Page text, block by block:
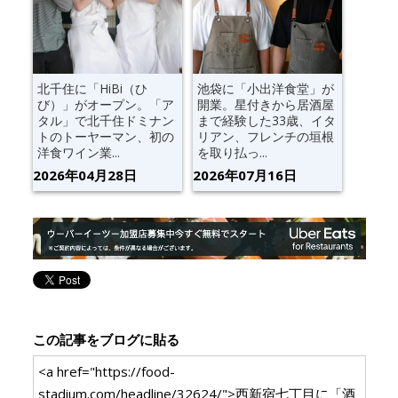
北千住に「HiBi（ひ
び）」がオープン。「ア
タル」で北千住ドミナン
トのトーヤーマン、初の
洋食ワイン業...
2026年04月28日
池袋に「小出洋食堂」が
開業。星付きから居酒屋
まで経験した33歳、イタ
リアン、フレンチの垣根
を取り払っ...
2026年07月16日
この記事をブログに貼る
<a href="https://food-
stadium.com/headline/32624/">西新宿七丁目に「酒